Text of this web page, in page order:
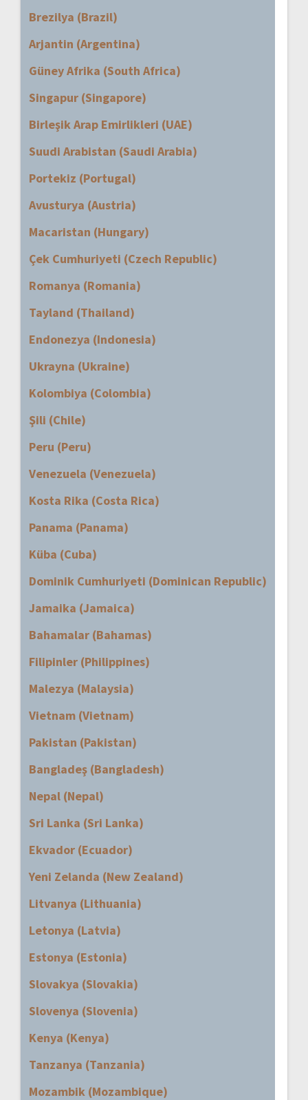
Brezilya (Brazil)
Arjantin (Argentina)
Güney Afrika (South Africa)
Singapur (Singapore)
Birleşik Arap Emirlikleri (UAE)
Suudi Arabistan (Saudi Arabia)
Portekiz (Portugal)
Avusturya (Austria)
Macaristan (Hungary)
Çek Cumhuriyeti (Czech Republic)
Romanya (Romania)
Tayland (Thailand)
Endonezya (Indonesia)
Ukrayna (Ukraine)
Kolombiya (Colombia)
Şili (Chile)
Peru (Peru)
Venezuela (Venezuela)
Kosta Rika (Costa Rica)
Panama (Panama)
Küba (Cuba)
Dominik Cumhuriyeti (Dominican Republic)
Jamaika (Jamaica)
Bahamalar (Bahamas)
Filipinler (Philippines)
Malezya (Malaysia)
Vietnam (Vietnam)
Pakistan (Pakistan)
Bangladeş (Bangladesh)
Nepal (Nepal)
Sri Lanka (Sri Lanka)
Ekvador (Ecuador)
Yeni Zelanda (New Zealand)
Litvanya (Lithuania)
Letonya (Latvia)
Estonya (Estonia)
Slovakya (Slovakia)
Slovenya (Slovenia)
Kenya (Kenya)
Tanzanya (Tanzania)
Mozambik (Mozambique)